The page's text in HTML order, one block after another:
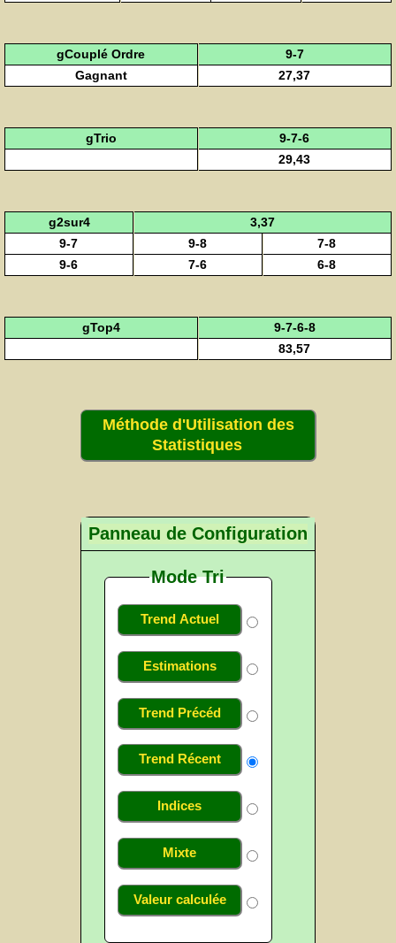
gCouplé Ordre
9-7
Gagnant
27,37
gTrio
9-7-6
29,43
g2sur4
3,37
9-7
9-8
7-8
9-6
7-6 6-8
gTop4
9-7-6-8
83,57
Méthode d'Utilisation des
Statistiques
Panneau de Configuration
Mode Tri
Trend Actuel
Estimations
Trend Précéd
Trend Récent
Indices
Mixte
Valeur calculée